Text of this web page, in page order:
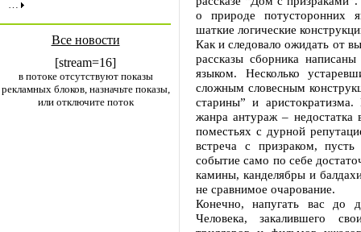
…
Все новости
[stream=16]
в потоке отсутствуют показы
рекламных блоков, назначьте показы,
или отключите поток
о природе потусторонних
шаткие логические
Как и следовало ожидать от
рассказы сборника
языком. Несколько
сложным словесным
старины” и
жанра антураж – недостатка
поместьях с дурной
встреча с призраком,
событие само по себе
камины, канделябры и
не сравнимое очарование.
Конечно, напугать вас до
Человека, закалившего